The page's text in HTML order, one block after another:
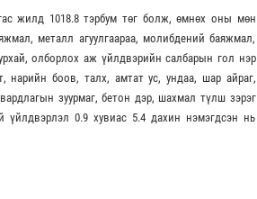
жилд 1018.8 тэрбум төг болж, өмнөх оны мөн
металл агуулгаараа, молибдений баяжмал,
олборлох аж үйлдвэрийн салбарын гол нэр
нарийн боов, талх, амтат ус, ундаа, шар айраг,
зуурмаг, бетон дэр, шахмал түлш зэрэг
үйлдвэрлэл 0.9 хувиас 5.4 дахин нэмэгдсэн нь